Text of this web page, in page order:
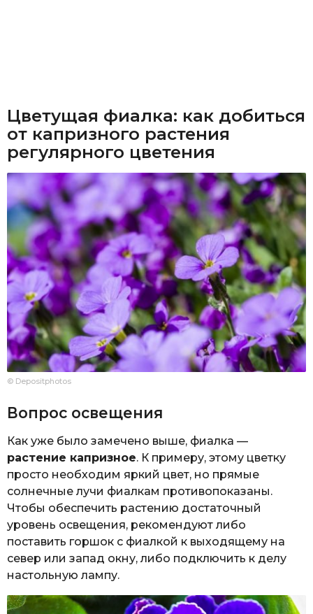
Цветущая фиалка: как добиться
от капризного растения
регулярного цветения
© Depositphotos
Вопрос освещения
Как уже было замечено выше, фиалка —
растение капризное. К примеру, этому цветку
просто необходим яркий цвет, но прямые
солнечные лучи фиалкам противопоказаны.
Чтобы обеспечить растению достаточный
уровень освещения, рекомендуют либо
поставить горшок с фиалкой к выходящему на
север или запад окну, либо подключить к делу
настольную лампу.